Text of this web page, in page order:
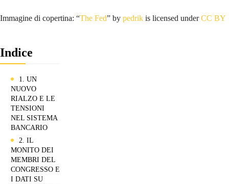
Immagine di copertina: “The Fed” by pedrik is licensed underCC BY
Indice
1. UN
NUOVO
RIALZO E LE
TENSIONI
NEL SISTEMA
BANCARIO
2. IL
MONITO DEI
MEMBRI DEL
CONGRESSO E
I DATI SU